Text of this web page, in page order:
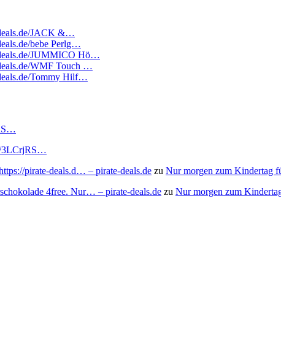
JACK &…
bebe Perlg…
JUMMICO Hö…
WMF Touch …
Tommy Hilf…
3LCrjRS…
pirate-deals.d… – pirate-deals.de zu Nur morgen zum Kindertag
4free. Nur… – pirate-deals.de zu Nur morgen zum